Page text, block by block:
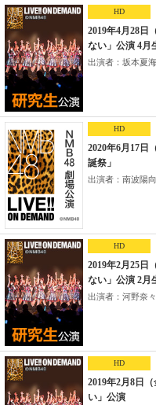
HD
2019年4月28日
ない」公演 4月
出演者：坂本夏
HD
2020年6月17日
誕祭」
出演者：南波陽向
HD
2019年2月25日
ない」公演 2月
出演者：河野奈
HD
2019年2月8日
い」公演